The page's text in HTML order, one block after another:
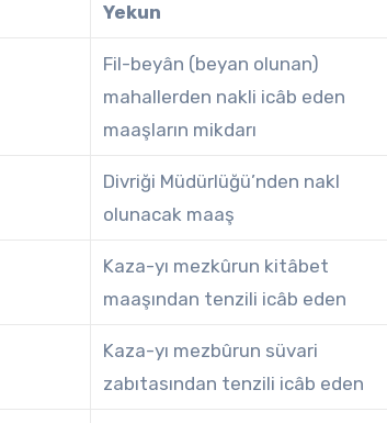
Yekun
Fil-beyân (beyan olunan)
mahallerden nakli icâb eden
maaşların mikdarı
Divriği Müdürlüğü’nden nakl
olunacak maaş
Kaza-yı mezkûrun kitâbet
maaşından tenzili icâb eden
Kaza-yı mezbûrun süvari
zabıtasından tenzili icâb eden